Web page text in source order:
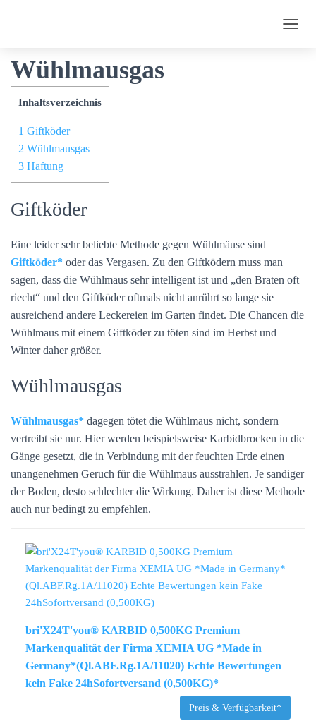
E
Wühlmausgas
Inhaltsverzeichnis
1 Giftköder
2 Wühlmausgas
3 Haftung
Giftköder
Eine leider sehr beliebte Methode gegen Wühlmäuse sind
Giftköder
oder das Vergasen. Zu den Giftködern muss man
sagen, dass die Wühlmaus sehr intelligent ist und „den Braten oft
riecht“ und den Giftköder oftmals nicht anrührt so lange sie
ausreichend andere Leckereien im Garten findet. Die Chancen die
Wühlmaus mit einem Giftköder zu töten sind im Herbst und
Winter daher größer.
Wühlmausgas
Wühlmausgas
dagegen tötet die Wühlmaus nicht, sondern
vertreibt sie nur. Hier werden beispielsweise Karbidbrocken in die
Gänge gesetzt, die in Verbindung mit der feuchten Erde einen
unangenehmen Geruch für die Wühlmaus ausstrahlen. Je sandiger
der Boden, desto schlechter die Wirkung. Daher ist diese Methode
auch nur bedingt zu empfehlen.
bri'X24T'you® KARBID 0,500KG Premium
Markenqualität der Firma XEMIA UG *Made in
Germany*(Ql.ABF.Rg.1A/11020) Echte Bewertungen
kein Fake 24hSofortversand (0,500KG)*
Preis & Verfügbarkeit*